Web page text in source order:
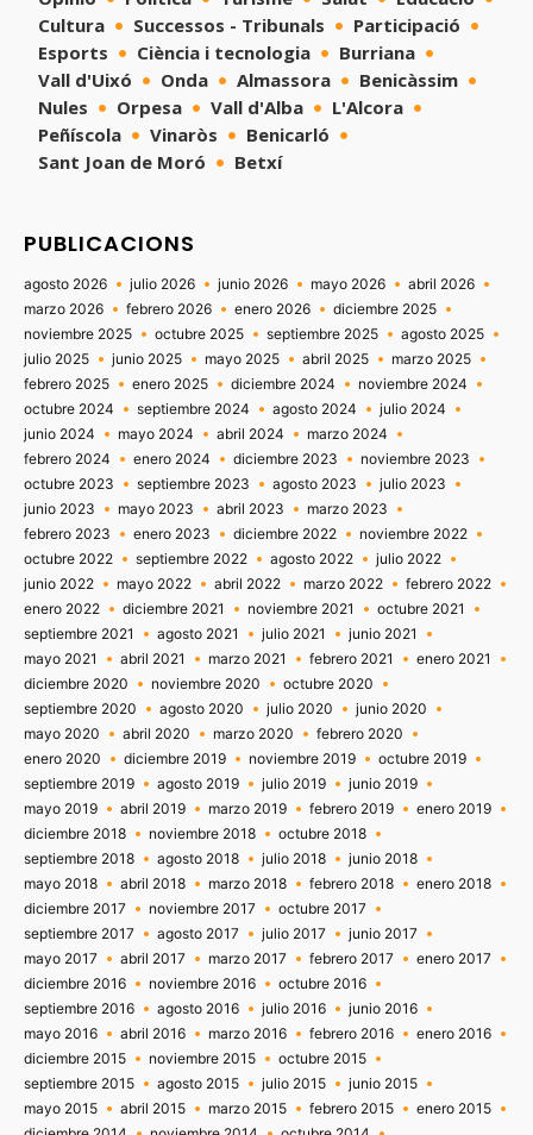
Cultura
Successos - Tribunals
Participació
Esports
Ciència i tecnologia
Burriana
Vall d'Uixó
Onda Almassora
Benicàssim
Nules
Orpesa Vall d'Alba
L'Alcora
Peñíscola
Vinaròs
Benicarló
Sant Joan de Moró
Betxí
PUBLICACIONS
agosto 2026 julio 2026 junio 2026 mayo 2026
abril 2026
marzo 2026
febrero 2026 enero 2026
diciembre 2025
noviembre 2025
octubre 2025 septiembre 2025
agosto 2025
julio 2025
junio 2025 mayo 2025 abril 2025
marzo 2025
febrero 2025
enero 2025 diciembre 2024
noviembre 2024
octubre 2024
septiembre 2024 agosto 2024
julio 2024
junio 2024
mayo 2024 abril 2024
marzo 2024
febrero 2024
enero 2024 diciembre 2023
noviembre 2023
octubre 2023
septiembre 2023 agosto 2023
julio 2023
junio 2023
mayo 2023 abril 2023
marzo 2023
febrero 2023
enero 2023 diciembre 2022
noviembre 2022
octubre 2022
septiembre 2022 agosto 2022
julio 2022
junio 2022
mayo 2022 abril 2022 marzo 2022
febrero 2022
enero 2022
diciembre 2021 noviembre 2021
octubre 2021
septiembre 2021
agosto 2021 julio 2021
junio 2021
mayo 2021
abril 2021 marzo 2021 febrero 2021
enero 2021
diciembre 2020
noviembre 2020
octubre 2020
septiembre 2020
agosto 2020 julio 2020
junio 2020
mayo 2020
abril 2020 marzo 2020
febrero 2020
enero 2020
diciembre 2019 noviembre 2019
octubre 2019
septiembre 2019
agosto 2019 julio 2019
junio 2019
mayo 2019
abril 2019 marzo 2019 febrero 2019
enero 2019
diciembre 2018
noviembre 2018
octubre 2018
septiembre 2018
agosto 2018 julio 2018
junio 2018
mayo 2018
abril 2018 marzo 2018 febrero 2018
enero 2018
diciembre 2017
noviembre 2017
octubre 2017
septiembre 2017
agosto 2017 julio 2017
junio 2017
mayo 2017
abril 2017 marzo 2017 febrero 2017
enero 2017
diciembre 2016
noviembre 2016
octubre 2016
septiembre 2016
agosto 2016 julio 2016
junio 2016
mayo 2016
abril 2016 marzo 2016 febrero 2016
enero 2016
diciembre 2015
noviembre 2015
octubre 2015
septiembre 2015
agosto 2015 julio 2015
junio 2015
mayo 2015
abril 2015 marzo 2015 febrero 2015
enero 2015